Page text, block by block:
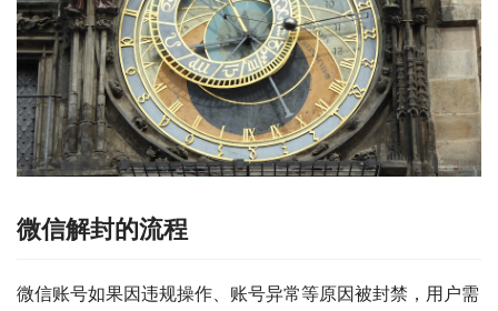
微信解封的流程
微信账号如果因违规操作、账号异常等原因被封禁，用户需